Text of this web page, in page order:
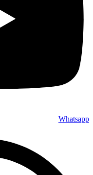
Whatsapp